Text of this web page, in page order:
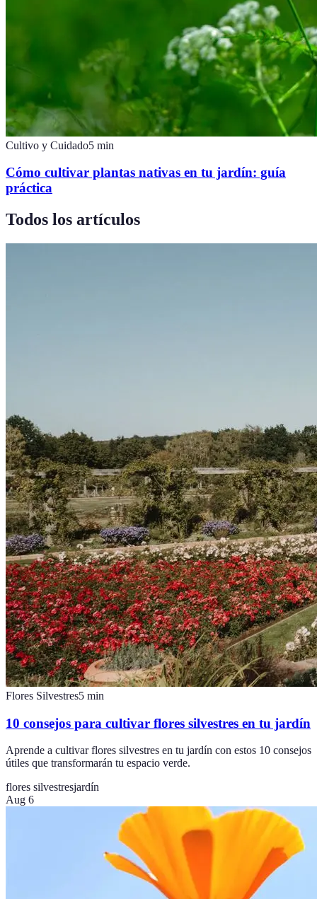
Cultivo y Cuidado5 min
Cómo cultivar plantas nativas en tu jardín: guía
práctica
Todos los artículos
Flores Silvestres5 min
10 consejos para cultivar flores silvestres en tu jardín
Aprende a cultivar flores silvestres en tu jardín con estos 10 consejos
útiles que transformarán tu espacio verde.
flores silvestresjardín
Aug 6